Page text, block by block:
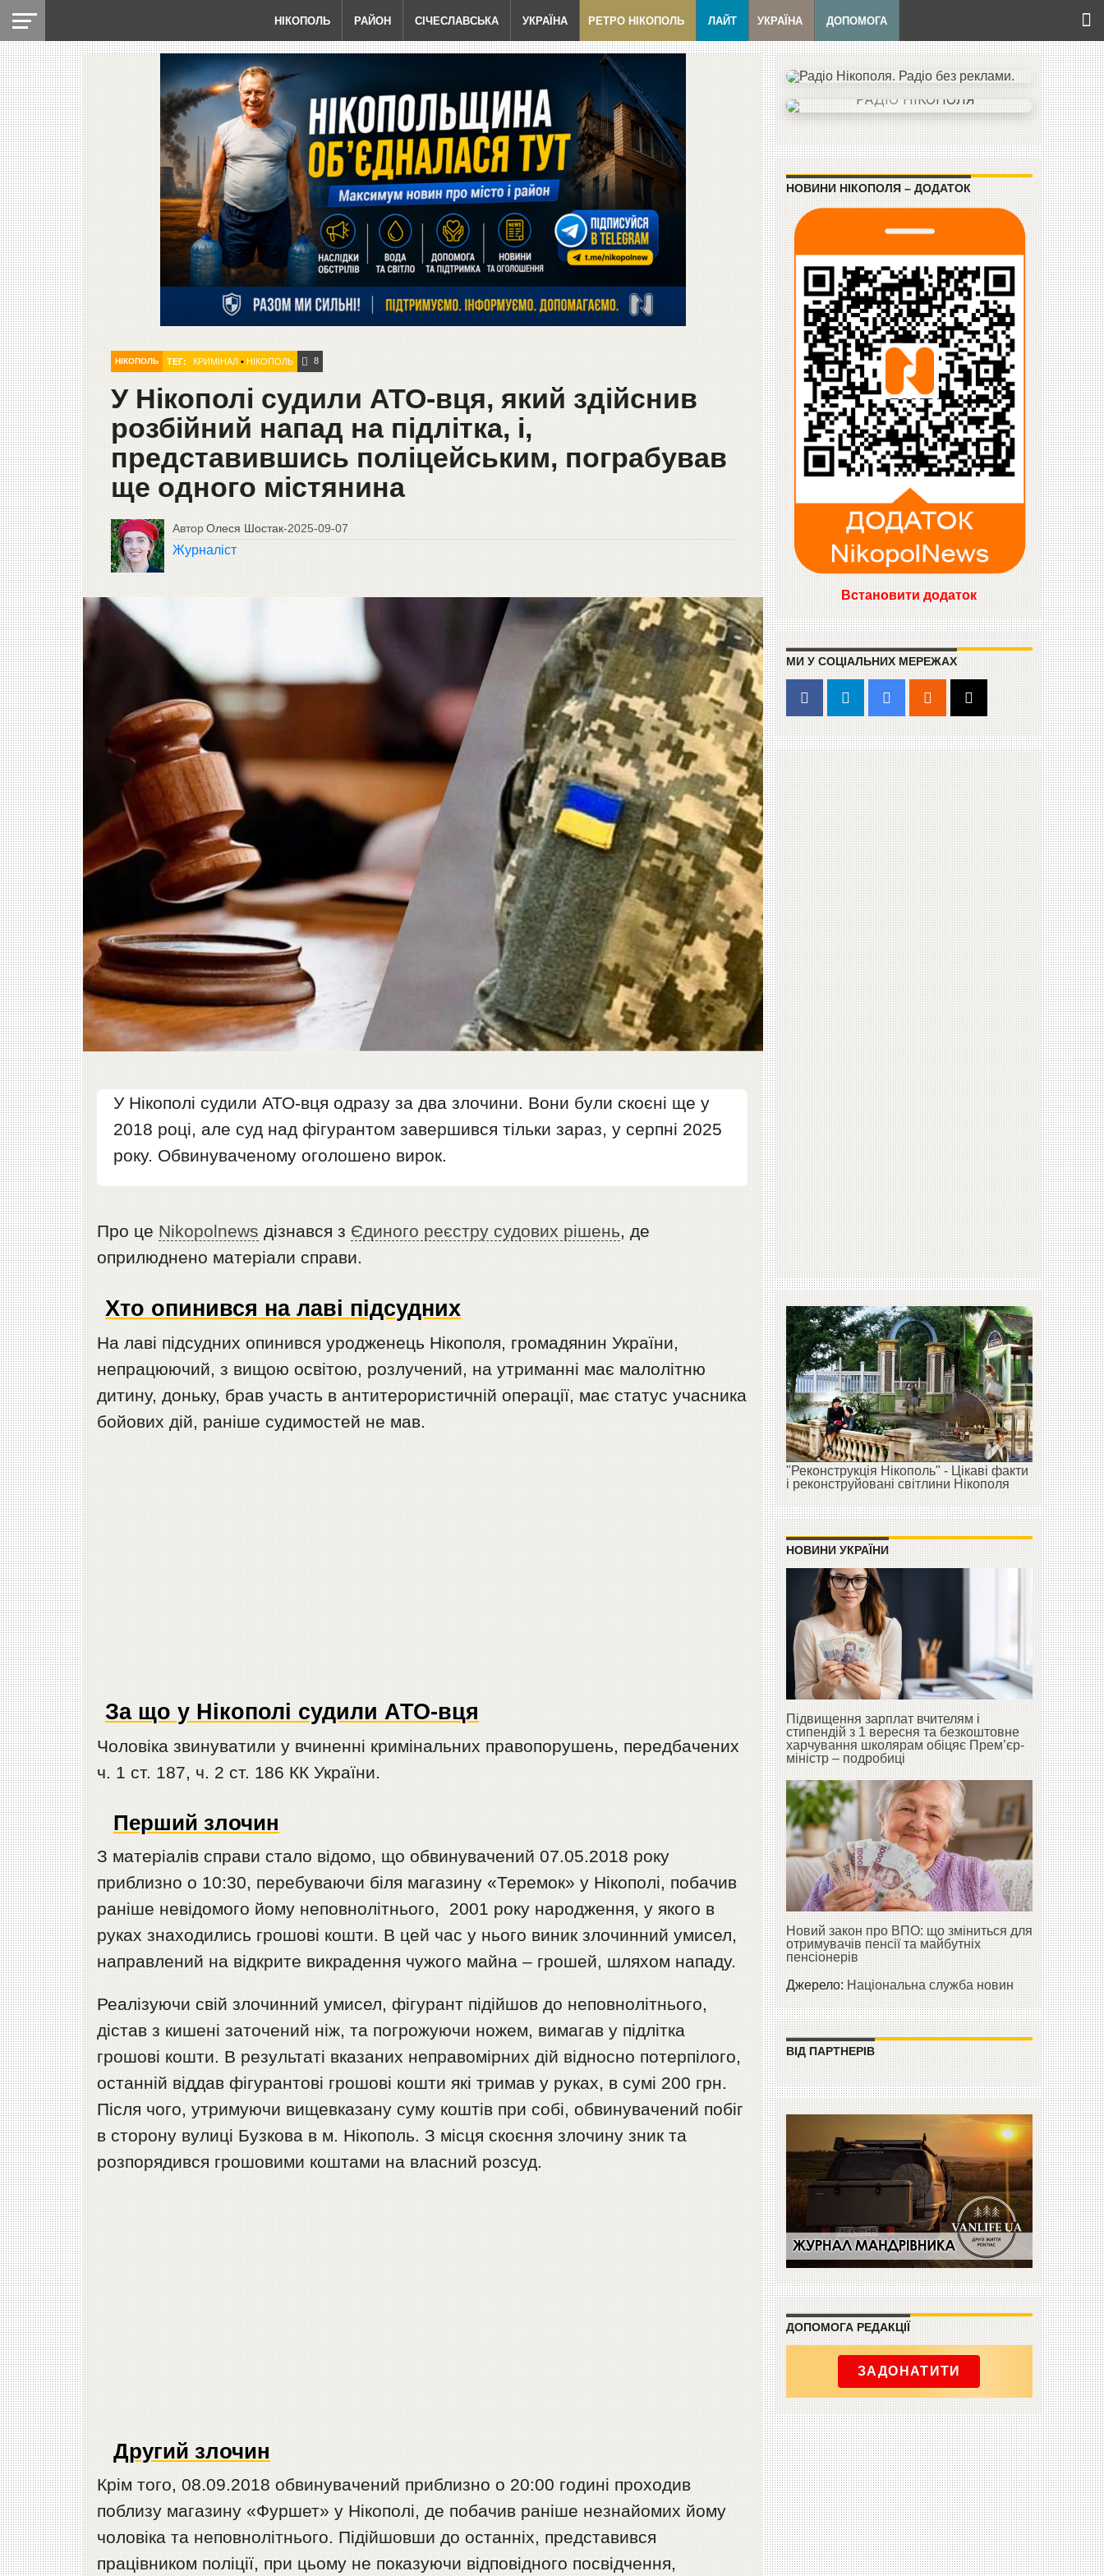
НІКОПОЛЬ РАЙОН СІЧЕСЛАВСЬКА УКРАЇНА РЕТРО НІКОПОЛЬ ЛАЙТ УКРАЇНА ДОПОМОГА
НІКОПОЛЬ ТЕГ: КРИМІНАЛ• НІКОПОЛЬ 8
У Нікополі судили АТО-вця, який здійснив
розбійний напад на підлітка, і,
представившись поліцейським, пограбував
ще одного містянина
Автор Олеся Шостак-2025-09-07
Журналіст
У Нікополі судили АТО-вця одразу за два злочини. Вони були скоєні ще у
2018 році, але суд над фігурантом завершився тільки зараз, у серпні 2025
року. Обвинуваченому оголошено вирок.
Про це Nikopolnews дізнався з Єдиного реєстру судових рішень, де
оприлюднено матеріали справи.
Хто опинився на лаві підсудних
На лаві підсудних опинився уродженець Нікополя, громадянин України,
непрацюючий, з вищою освітою, розлучений, на утриманні має малолітню
дитину, доньку, брав участь в антитерористичній операції, має статус учасника
бойових дій, раніше судимостей не мав.
За що у Нікополі судили АТО-вця
Чоловіка звинуватили у вчиненні кримінальних правопорушень, передбачених
ч. 1 ст. 187, ч. 2 ст. 186 КК України.
Перший злочин
З матеріалів справи стало відомо, що обвинувачений 07.05.2018 року
приблизно о 10:30, перебуваючи біля магазину «Теремок» у Нікополі, побачив
раніше невідомого йому неповнолітнього, 2001 року народження, у якого в
руках знаходились грошові кошти. В цей час у нього виник злочинний умисел,
направлений на відкрите викрадення чужого майна – грошей, шляхом нападу.
Реалізуючи свій злочинний умисел, фігурант підійшов до неповнолітнього,
дістав з кишені заточений ніж, та погрожуючи ножем, вимагав у підлітка
грошові кошти. В результаті вказаних неправомірних дій відносно потерпілого,
останній віддав фігурантові грошові кошти які тримав у руках, в сумі 200 грн.
Після чого, утримуючи вищевказану суму коштів при собі, обвинувачений побіг
в сторону вулиці Бузкова в м. Нікополь. З місця скоєння злочину зник та
розпорядився грошовими коштами на власний розсуд.
Другий злочин
Крім того, 08.09.2018 обвинувачений приблизно о 20:00 годині проходив
поблизу магазину «Фуршет» у Нікополі, де побачив раніше незнайомих йому
чоловіка та неповнолітнього. Підійшовши до останніх, представився
працівником поліції, при цьому не показуючи відповідного посвідчення,
НОВИНИ НІКОПОЛЯ – ДОДАТОК
Встановити додаток
МИ У СОЦІАЛЬНИХ МЕРЕЖАХ
"Реконструкція Нікополь" - Цікаві факти
і реконструйовані світлини Нікополя
НОВИНИ УКРАЇНИ
Підвищення зарплат вчителям і
стипендій з 1 вересня та безкоштовне
харчування школярам обіцяє Прем’єр-
міністр – подробиці
Новий закон про ВПО: що зміниться для
отримувачів пенсії та майбутніх
пенсіонерів
Джерело:Національна служба новин
ВІД ПАРТНЕРІВ
ДОПОМОГА РЕДАКЦІЇ
ЗАДОНАТИТИ